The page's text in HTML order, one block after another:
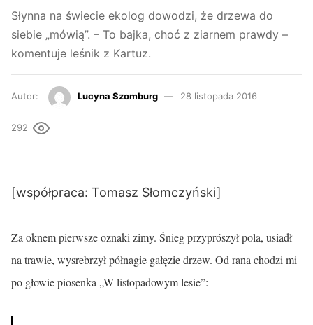
Słynna na świecie ekolog dowodzi, że drzewa do
siebie „mówią”. – To bajka, choć z ziarnem prawdy –
komentuje leśnik z Kartuz.
Autor: Lucyna Szomburg 28 listopada 2016
292
[współpraca: Tomasz Słomczyński]
Za oknem pierwsze oznaki zimy. Śnieg przyprószył pola, usiadł
na trawie, wysrebrzył półnagie gałęzie drzew. Od rana chodzi mi
po głowie piosenka „W listopadowym lesie”: